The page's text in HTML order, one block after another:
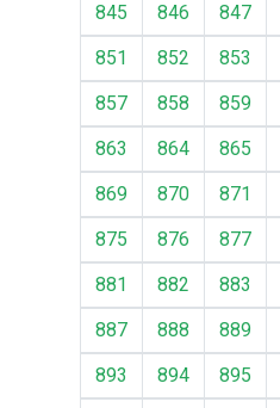
845
846 847
851
852 853
857
858 859
863
864 865
869
870 871
875
876 877
881
882 883
887
888 889
893
894 895